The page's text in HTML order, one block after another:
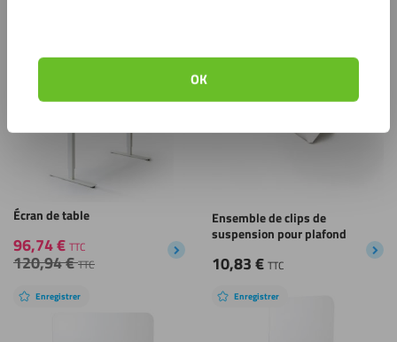
OK
Écran de table
96,74€ TTC
120,94€ TTC
Ensemble de clips de
suspension pour plafond
10,83€ TTC
Enregistrer Enregistrer